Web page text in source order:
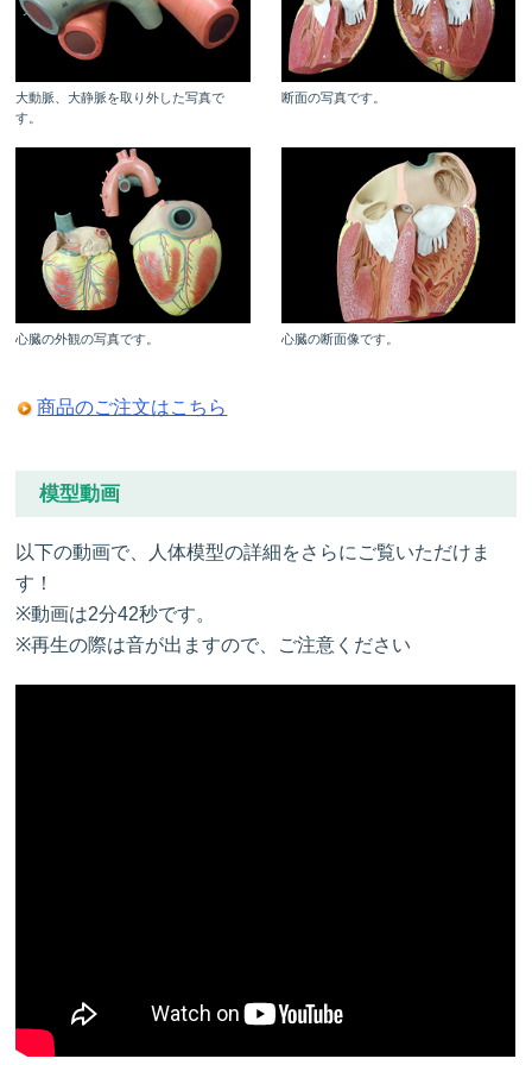
大動脈、大静脈を取り外した写真で
す。
断面の写真です。
心臓の外観の写真です。 心臓の断面像です。
商品のご注文はこちら
模型動画
以下の動画で、人体模型の詳細をさらにご覧いただけま
す！
※動画は2分42秒です。
※再生の際は音が出ますので、ご注意ください